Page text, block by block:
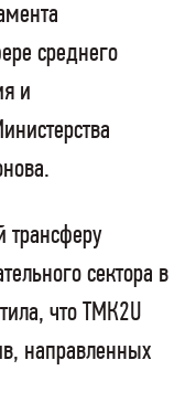
среднего
и
трансферу
сектора в
что ТМК2U
направленных